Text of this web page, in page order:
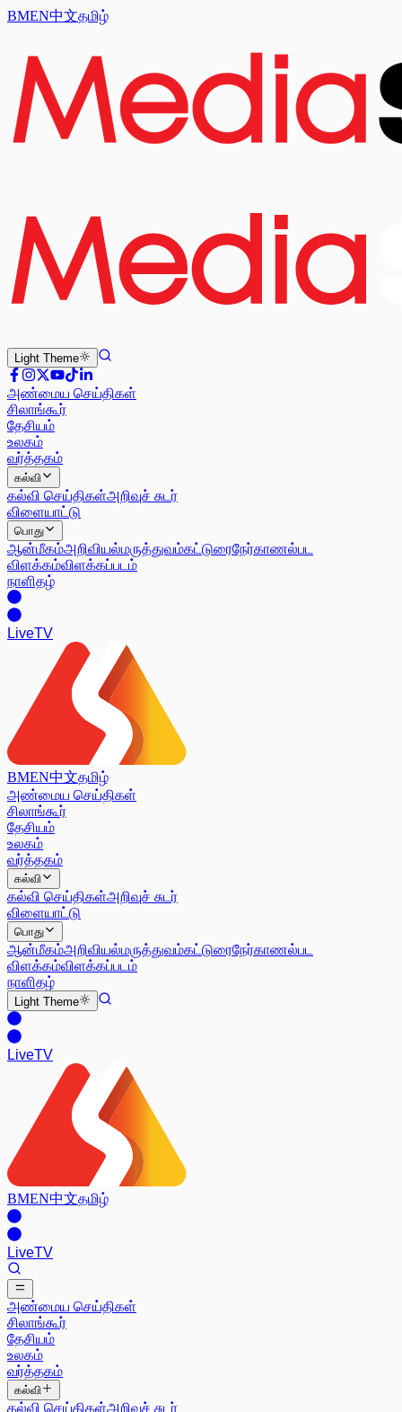
BMEN中文தமிழ்
Light Theme
அண்மைய செய்திகள்
சிலாங்கூர்
தேசியம்
உலகம்
வர்த்தகம்
கல்வி
கல்வி செய்திகள்அறிவுச் சுடர்
விளையாட்டு
பொது
ஆன்மீகம்அறிவியல்மருத்துவம்கட்டுரைநேர்காணல்பட
விளக்கம்விளக்கப்படம்
நாளிதழ்
LiveTV
BMEN中文தமிழ்
அண்மைய செய்திகள்
சிலாங்கூர்
தேசியம்
உலகம்
வர்த்தகம்
கல்வி
கல்வி செய்திகள்அறிவுச் சுடர்
விளையாட்டு
பொது
ஆன்மீகம்அறிவியல்மருத்துவம்கட்டுரைநேர்காணல்பட
விளக்கம்விளக்கப்படம்
நாளிதழ்
Light Theme
LiveTV
BMEN中文தமிழ்
LiveTV
அண்மைய செய்திகள்
சிலாங்கூர்
தேசியம்
உலகம்
வர்த்தகம்
கல்வி
கல்வி செய்திகள்அறிவுச் சுடர்